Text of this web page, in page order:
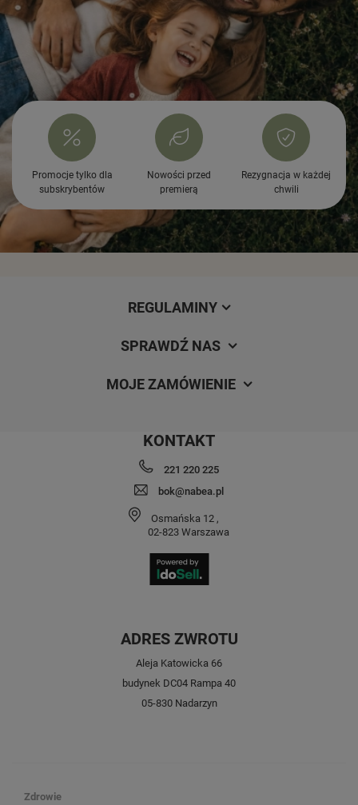
Promocje tylko dla
subskrybentów
Nowości przed
premierą
Rezygnacja w każdej
chwili
REGULAMINY
SPRAWDŹ NAS
MOJE ZAMÓWIENIE
KONTAKT
221 220 225
bok@nabea.pl
Osmańska 12 ,
02-823 Warszawa
ADRES ZWROTU
Aleja Katowicka 66
budynek DC04 Rampa 40
05-830 Nadarzyn
Zdrowie